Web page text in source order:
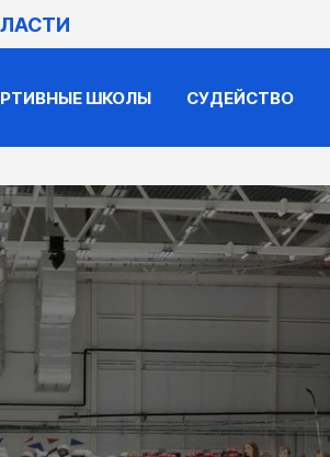
ШКОЛЫ СУДЕЙСТВО